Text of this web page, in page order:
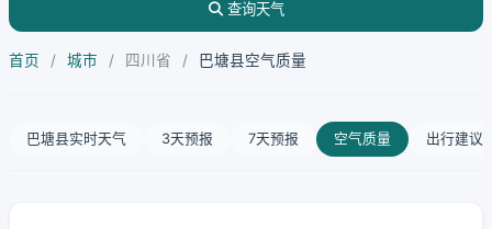
查询天气
首页 / 城市 / 四川省 / 巴塘县空气质量
巴塘县实时天气 3天预报 7天预报 空气质量 出行建议